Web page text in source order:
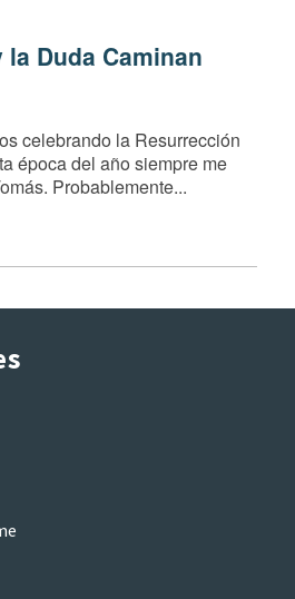
la Duda Caminan
celebrando la Resurrección
época del año siempre me
Probablemente...